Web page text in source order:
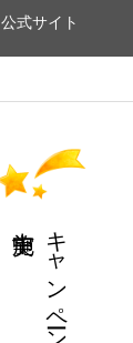
公式サイト
キャンペーン